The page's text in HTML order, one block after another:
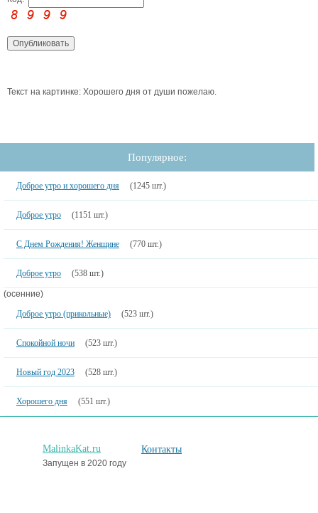
Текст на картинке: Хорошего дня от души пожелаю.
Популярное:
Доброе утро и хорошего дня (1245 шт.)
Доброе утро (1151 шт.)
С Днем Рождения! Женщине (770 шт.)
Доброе утро (538 шт.)
(осенние)
Доброе утро (прикольные)
(523 шт.)
Спокойной ночи (523 шт.)
Новый год 2023 (528 шт.)
Хорошего дня (551 шт.)
MalinkaKat.ru
Запущен в 2020 году
Контакты